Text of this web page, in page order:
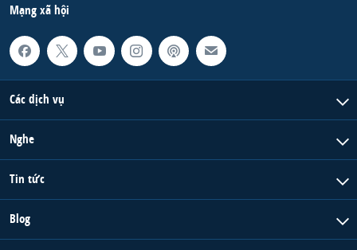
Mạng xã hội
Các dịch vụ
Nghe
Tin tức
Blog